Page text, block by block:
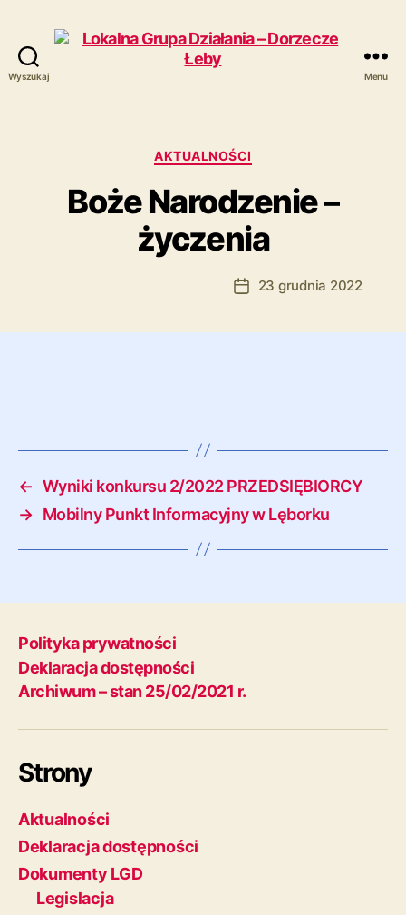
Wyszukaj
-
Dorzecze
Łeby
Menu
Kategorie
AKTUALNOŚCI
Boże Narodzenie –
życzenia
Data23 grudnia 2022
← Wyniki konkursu 2/2022 PRZEDSIĘBIORCY
→ Mobilny Punkt Informacyjny w Lęborku
Polityka prywatności
Deklaracja dostępności
Archiwum – stan 25/02/2021 r.
Strony
Aktualności
Deklaracja dostępności
Dokumenty LGD
Legislacja